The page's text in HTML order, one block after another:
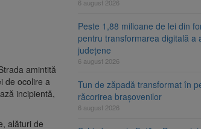
amintită
de ocolire a
incipientă,
alături de
6 august 2026
Peste 1,88 milioane de lei din
pentru transformarea digitală a
județene
6 august 2026
Tun de zăpadă transformat în
răcorirea brașovenilor
6 august 2026